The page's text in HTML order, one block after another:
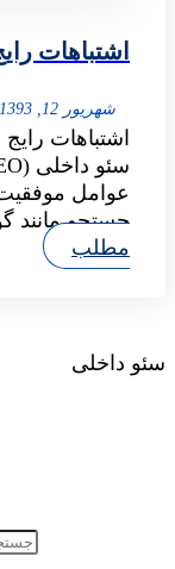
اشتباهات
شهریور 12, 1393
اشتباهات
عوامل
جستجو مانند
مطلب
سئو داخلی